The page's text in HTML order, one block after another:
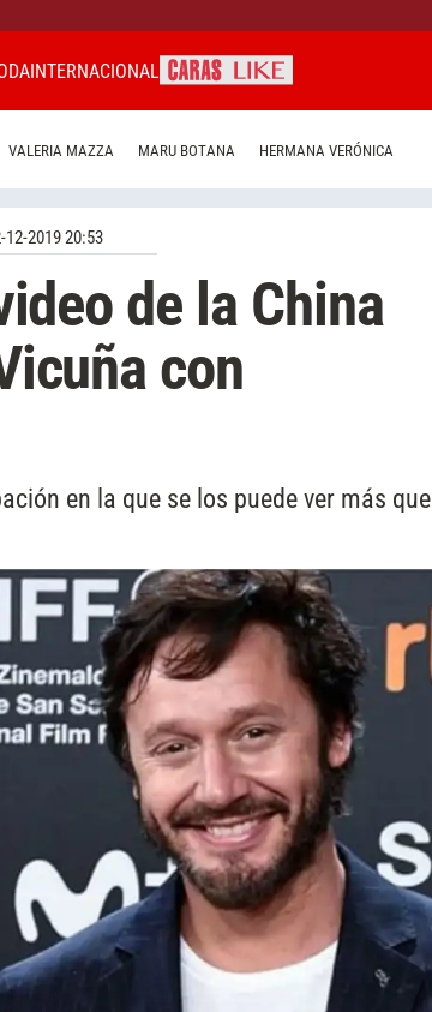
INTERNACIONAL
VALERIA MAZZA MARU BOTANA HERMANA VERÓNICA
12-2019 20:53
de la China
con
en la que se los puede ver más que